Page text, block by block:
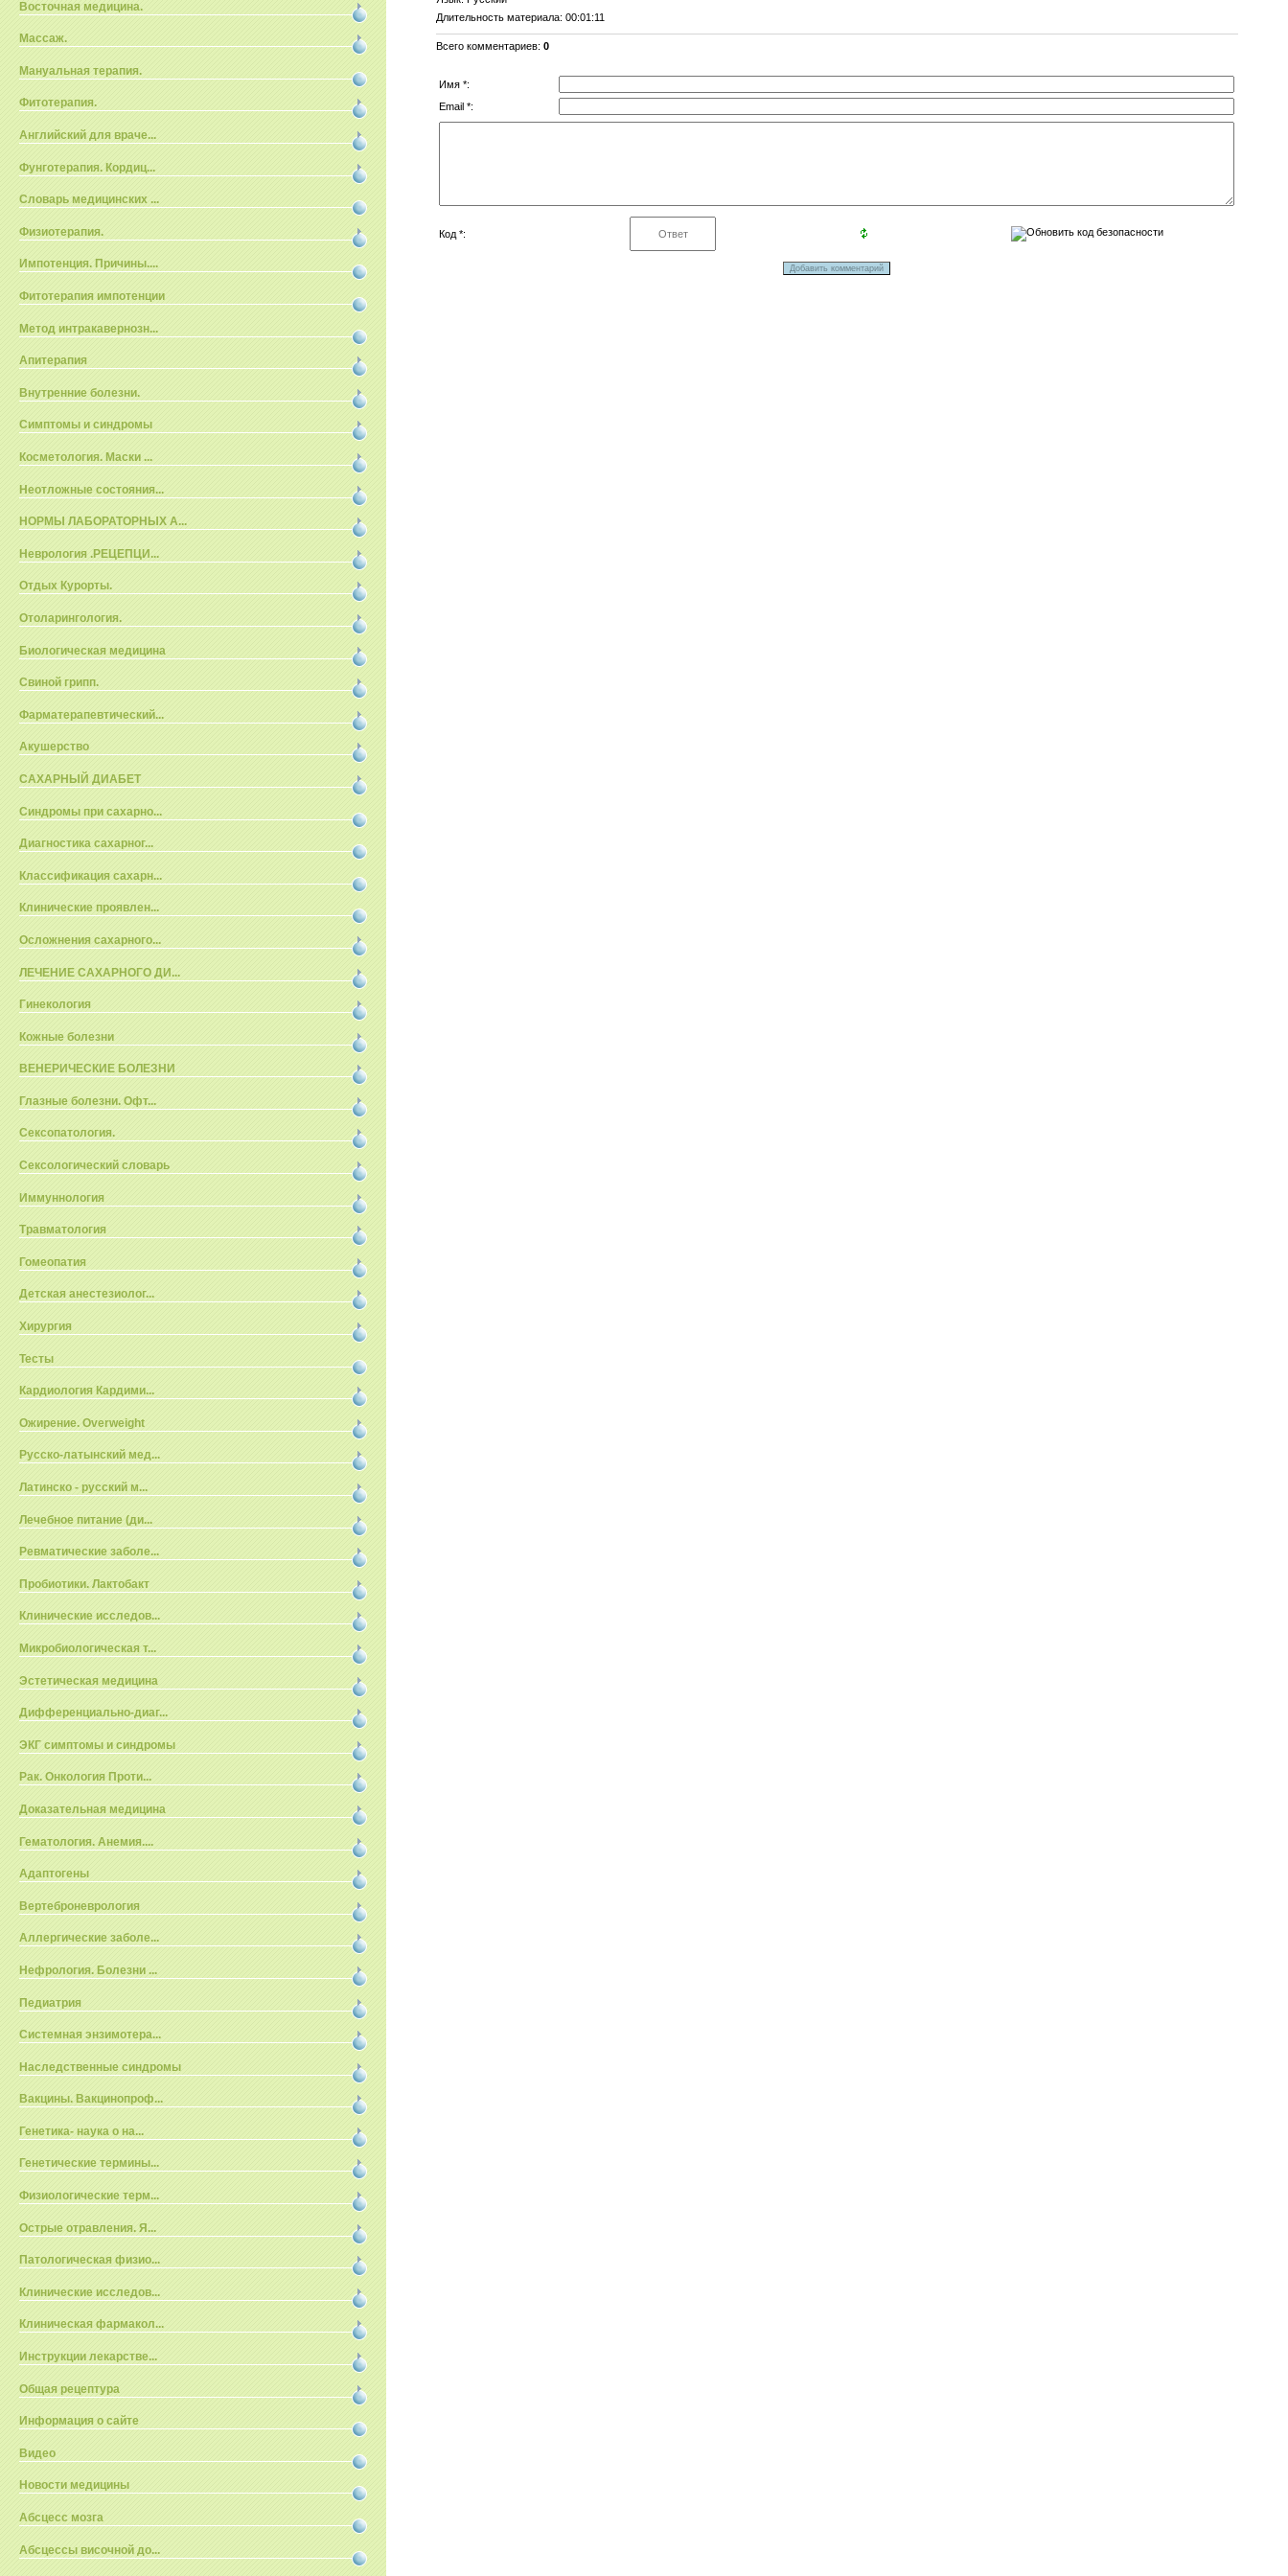
Восточная медицина.
Массаж.
Мануальная терапия.
Фитотерапия.
Английский для враче...
Фунготерапия. Кордиц...
Словарь медицинских ...
Физиотерапия.
Импотенция. Причины....
Фитотерапия импотенции
Метод интракавернозн...
Апитерапия
Внутренние болезни.
Симптомы и синдромы
Косметология. Маски ...
Неотложные состояния...
НОРМЫ ЛАБОРАТОРНЫХ А...
Неврология .РЕЦЕПЦИ...
Отдых Курорты.
Отоларингология.
Биологическая медицина
Свиной грипп.
Фарматерапевтический...
Акушерство
САХАРНЫЙ ДИАБЕТ
Синдромы при сахарно...
Диагностика сахарног...
Классификация сахарн...
Клинические проявлен...
Осложнения сахарного...
ЛЕЧЕНИЕ САХАРНОГО ДИ...
Гинекология
Кожные болезни
ВЕНЕРИЧЕСКИЕ БОЛЕЗНИ
Глазные болезни. Офт...
Сексопатология.
Сексологический словарь
Иммуннология
Травматология
Гомеопатия
Детская анестезиолог...
Хирургия
Тесты
Кардиология Кардими...
Ожирение. Overweight
Русско-латынский мед...
Латинско - русский м...
Лечебное питание (ди...
Ревматические заболе...
Пробиотики. Лактобакт
Клинические исследов...
Микробиологическая т...
Эстетическая медицина
Дифференциально-диаг...
ЭКГ симптомы и синдромы
Рак. Онкология Проти...
Доказательная медицина
Гематология. Анемия....
Адаптогены
Вертеброневрология
Аллергические заболе...
Нефрология. Болезни ...
Педиатрия
Системная энзимотера...
Наследственные синдромы
Вакцины. Вакцинопроф...
Генетика- наука о на...
Генетические термины...
Физиологические терм...
Острые отравления. Я...
Патологическая физио...
Клинические исследов...
Клиническая фармакол...
Инструкции лекарстве...
Общая рецептура
Информация о сайте
Видео
Новости медицины
Абсцесс мозга
Абсцессы височной до...
Длительность материала: 00:01:11
Всего комментариев:0
Имя *:
Email *:
Код *: